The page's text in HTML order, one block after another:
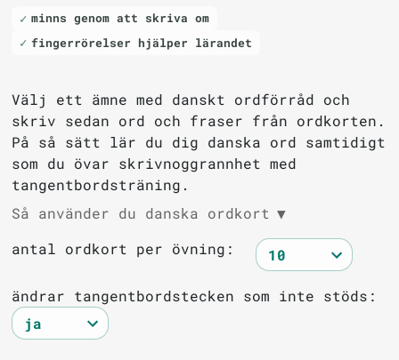
minns genom att skriva om
fingerrörelser hjälper lärandet
Välj ett ämne med danskt ordförråd och
skriv sedan ord och fraser från ordkorten.
På så sätt lär du dig danska ord samtidigt
som du övar skrivnoggrannhet med
tangentbordsträning.
Så använder du danska ordkort ▼
antal ordkort per övning:
ändrar tangentbordstecken som inte stöds: